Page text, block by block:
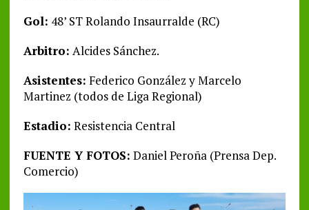
Gol: 48’ ST Rolando Insaurralde (RC)
Arbitro: Alcides Sánchez.
Asistentes: Federico González y Marcelo
Martinez (todos de Liga Regional)
Estadio: Resistencia Central
FUENTE Y FOTOS: Daniel Peroña (Prensa Dep.
Comercio)